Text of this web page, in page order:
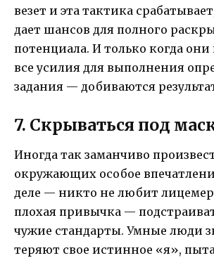
везет и эта тактика
дает шансов для полного
потенциала. И только когда
все усилия для выполнения
задания — добиваются
7. Скрываться под
Иногда так заманчиво
окружающих особое
деле — никто не любит
плохая привычка —
чужие стандарты. Умные люди
теряют свое истинное «я»,